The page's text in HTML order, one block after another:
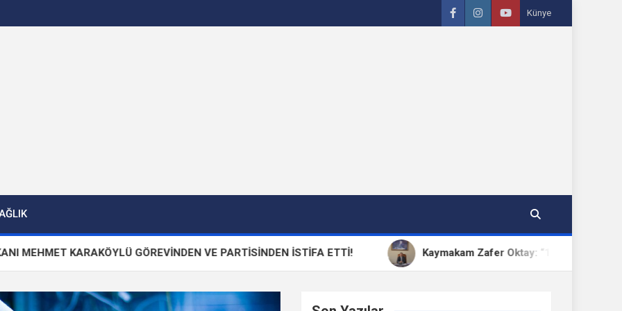
Künye
KARAKÖYLÜ GÖREVİNDEN VE PARTİSİNDEN İSTİFA ETTİ! Kaymakam Zafer Oktay: “15 Temmuz, Milletimizin